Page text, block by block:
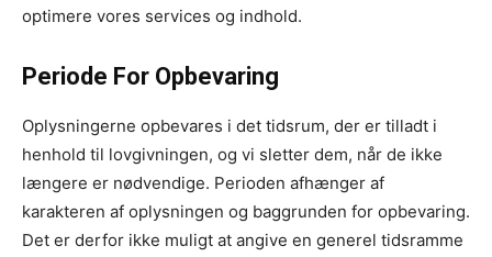
optimere vores services og indhold.
Periode For Opbevaring
Oplysningerne opbevares i det tidsrum, der er tilladt i
henhold til lovgivningen, og vi sletter dem, når de ikke
længere er nødvendige. Perioden afhænger af
karakteren af oplysningen og baggrunden for opbevaring.
Det er derfor ikke muligt at angive en generel tidsramme